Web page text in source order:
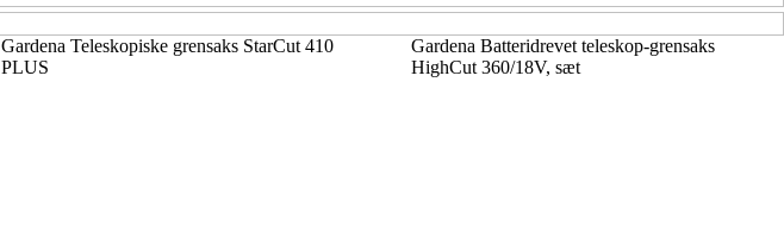
Gardena Teleskopiske grensaks StarCut 410
PLUS
Gardena Batteridrevet teleskop-grensaks
HighCut 360/18V, sæt